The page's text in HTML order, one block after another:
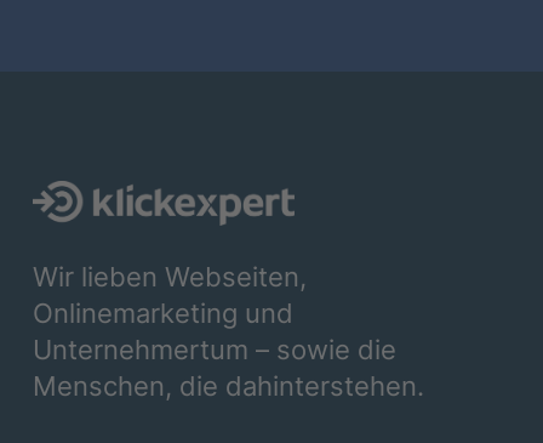
Wir lieben Webseiten,
Onlinemarketing und
Unternehmertum – sowie die
Menschen, die dahinterstehen.